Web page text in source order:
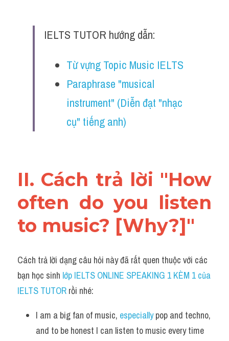
IELTS TUTOR hướng dẫn:
Từ vựng Topic Music IELTS
Paraphrase "musical
instrument" (Diễn đạt "nhạc
cụ" tiếng anh)
II. Cách trả lời "How
often do you listen
to music? [Why?]"
Cách trả lời dạng câu hỏi này đã rất quen thuộc với các
bạn học sinh lớp IELTS ONLINE SPEAKING 1 KÈM 1 của
IELTS TUTOR rồi nhé:
I am a big fan of music, especially pop and techno,
and to be honest I can listen to music every time